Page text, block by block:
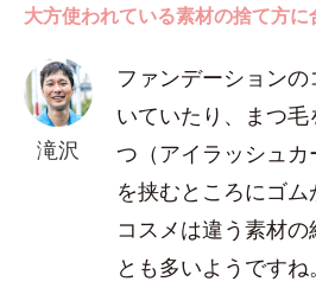
大方使われている素材の捨て方に
滝沢
ファンデーション
いていたり、まつ
つ（アイラッシュ
を挟むところにゴム
コスメは違う素材
とも多いようです